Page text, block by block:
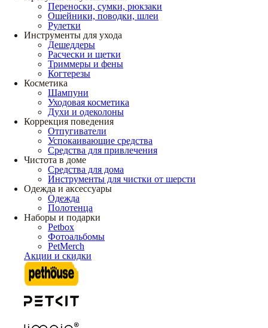
Переноски, сумки, рюкзаки
Ошейники, поводки, шлеи
Рулетки
Инструменты для ухода
Дешеддеры
Расчески и щетки
Триммеры и фены
Когтерезы
Косметика
Шампуни
Уходовая косметика
Духи и одеколоны
Коррекция поведения
Отпугиватели
Успокаивающие средства
Средства для привлечения
Чистота в доме
Средства для дома
Инструменты для чистки от шерсти
Одежда и аксессуары
Одежда
Полотенца
Наборы и подарки
Petbox
Фотоальбомы
PetMerch
Акции и скидки